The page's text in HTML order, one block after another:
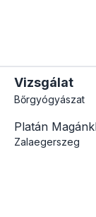
Vizsgálat
Bőrgyógyászat
Platán
Zalaegerszeg